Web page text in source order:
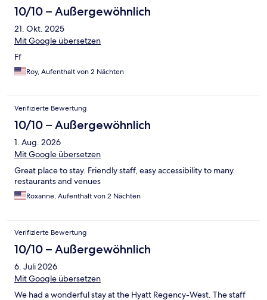
10/10 – Außergewöhnlich
21. Okt. 2025
Mit Google übersetzen
Ff
Roy, Aufenthalt von 2 Nächten
Verifizierte Bewertung
10/10 – Außergewöhnlich
1. Aug. 2026
Mit Google übersetzen
Great place to stay. Friendly staff, easy accessibility to many
restaurants and venues
Roxanne, Aufenthalt von 2 Nächten
Verifizierte Bewertung
10/10 – Außergewöhnlich
6. Juli 2026
Mit Google übersetzen
We had a wonderful stay at the Hyatt Regency-West. The staff